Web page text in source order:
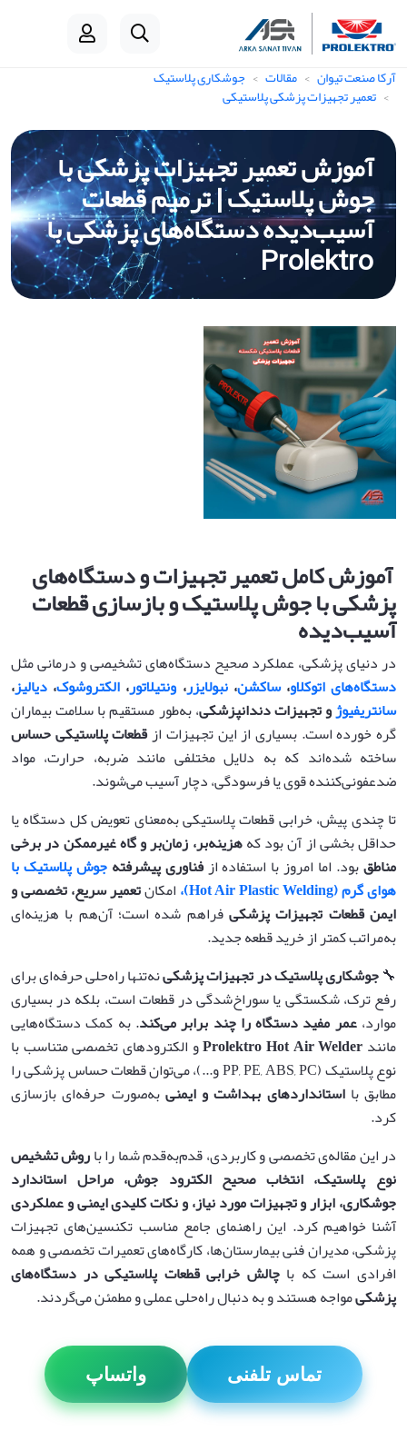
آرکا صنعت تیوان مقالات جوشکاری پلاستیک
تعمیر تجهیزات پزشکی پلاستیکی
آموزش تعمیر تجهیزات پزشکی با
جوش پلاستیک | ترمیم قطعات
آسیب‌دیده دستگاه‌های پزشکی با
Prolektro
آموزش کامل تعمیر تجهیزات و دستگاه‌های
پزشکی با جوش پلاستیک و بازسازی قطعات
آسیب‌دیده
در دنیای پزشکی، عملکرد صحیح دستگاه‌های تشخیصی و درمانی مثل
دستگاه‌های اتوکلاو،ساکشن،نبولایزر، ونتیلاتور، الکتروشوک، دیالیز،
سانتریفیوژو تجهیزات دندانپزشکی، به‌طور مستقیم با سلامت بیماران
گره خورده است. بسیاری از این تجهیزات ازقطعات پلاستیکی حساس
ساخته شده‌اند که به دلایل مختلفی مانند ضربه، حرارت، مواد
ضدعفونی‌کننده قوی یا فرسودگی، دچار آسیب می‌شوند.
تا چندی پیش، خرابی قطعات پلاستیکی به‌معنای تعویض کل دستگاه یا
حداقل بخشی از آن بود کههزینه‌بر، زمان‌بر و گاه غیرممکن در برخی
مناطقبود. اما امروز با استفاده ازفناوری پیشرفتهجوش پلاستیک با
هوای گرم (Hot Air Plastic Welding)،
امکانتعمیر سریع، تخصصی و
ایمن قطعات تجهیزات پزشکیفراهم شده است؛ آن‌هم با هزینه‌ای
به‌مراتب کمتر از خرید قطعه جدید.
🔧جوشکاری پلاستیک در تجهیزات پزشکینه‌تنها راه‌حلی حرفه‌ای برای
رفع ترک، شکستگی یا سوراخ‌شدگی در قطعات است، بلکه در بسیاری
موارد،عمر مفید دستگاه را چند برابر می‌کند. به کمک دستگاه‌هایی
مانندProlektro Hot Air Welderو الکترودهای تخصصی متناسب با
نوع پلاستیک (PP, PE, ABS, PC و...)، می‌توان قطعات حساس پزشکی را
مطابق بااستانداردهای بهداشت و ایمنیبه‌صورت حرفه‌ای بازسازی
کرد.
در این مقاله‌ی تخصصی و کاربردی، قدم‌به‌قدم شما را باروش تشخیص
نوع پلاستیک، انتخاب صحیح الکترود جوش، مراحل استاندارد
جوشکاری، ابزار و تجهیزات مورد نیاز، و نکات کلیدی ایمنی و عملکردی
آشنا خواهیم کرد. این راهنمای جامع مناسب تکنسین‌های تجهیزات
پزشکی، مدیران فنی بیمارستان‌ها، کارگاه‌های تعمیرات تخصصی و همه
افرادی است که باچالش خرابی قطعات پلاستیکی در دستگاه‌های
پزشکیمواجه هستند و به دنبال راه‌حلی عملی و مطمئن می‌گردند.
تماس تلفنی واتساپ